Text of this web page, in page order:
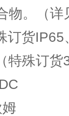
物。（
订货IP65
特殊订货